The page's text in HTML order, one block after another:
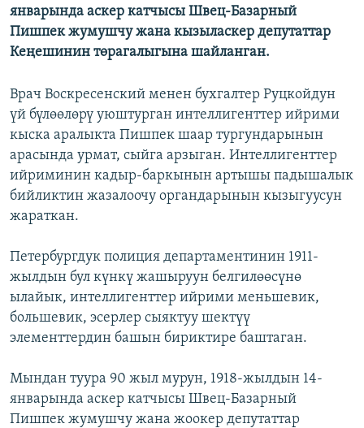
ЭЖЕ-СИҢДИЛЕР
АЗАТТЫК+
ОНЛАЙН ШЕРИНЕ
ЭЕ/АРнун бардык сайттары
январында аскер катчысы Швец-Базарный
Пишпек жумушчу жана кызыласкер депутаттар
Кеңешинин төрагалыгына шайланган.
Врач Воскресенский менен бухгалтер Руцкойдун
үй бүлөөлөрү уюштурган интеллигенттер ийрими
кыска аралыкта Пишпек шаар тургундарынын
арасында урмат, сыйга арзыган. Интеллигенттер
ийриминин кадыр-баркынын артышы падышалык
бийликтин жазалоочу органдарынын кызыгуусун
жараткан.
Петербургдук полиция департаментинин 1911-
жылдын бул күнкү жашыруун белгилөөсүнө
ылайык, интеллигенттер ийрими меньшевик,
большевик, эсерлер сыяктуу шектүү
элементтердин башын бириктире баштаган.
Мындан туура 90 жыл мурун, 1918-жылдын 14-
январында аскер катчысы Швец-Базарный
Пишпек жумушчу жана жоокер депутаттар